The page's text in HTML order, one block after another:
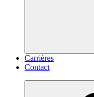
Carrières
Contact